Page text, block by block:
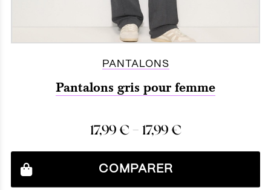
PANTALONS
Pantalons gris pour femme
17,99€– 17,99€
COMPARER